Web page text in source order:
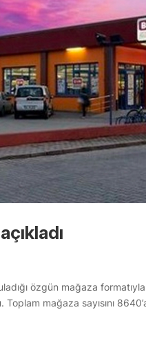
özgün mağaza formatıyla
mağaza sayısını